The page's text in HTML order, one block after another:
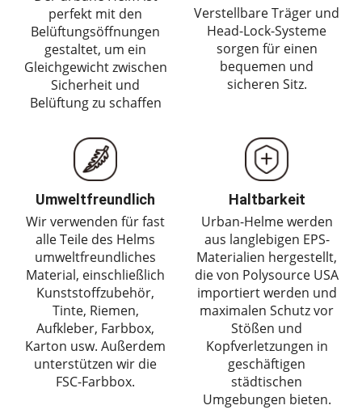
perfekt mit den
Belüftungsöffnungen
gestaltet, um ein
Gleichgewicht zwischen
Sicherheit und
Belüftung zu schaffen
Verstellbare Träger und
Head-Lock-Systeme
sorgen für einen
bequemen und
sicheren Sitz.
Umweltfreundlich
Wir verwenden für fast
alle Teile des Helms
umweltfreundliches
Material, einschließlich
Kunststoffzubehör,
Tinte, Riemen,
Aufkleber, Farbbox,
Karton usw. Außerdem
unterstützen wir die
FSC-Farbbox.
Haltbarkeit
Urban-Helme werden
aus langlebigen EPS-
Materialien hergestellt,
die von Polysource USA
importiert werden und
maximalen Schutz vor
Stößen und
Kopfverletzungen in
geschäftigen
städtischen
Umgebungen bieten.